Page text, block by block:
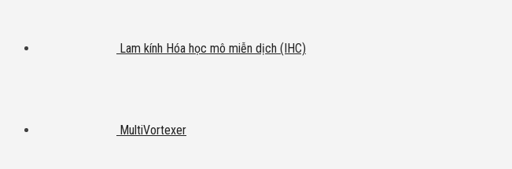
Lam kính Hóa học mô miễn dịch (IHC)
MultiVortexer